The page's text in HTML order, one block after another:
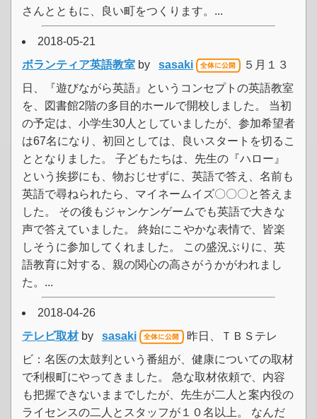
さんとともに、良い町をつくります。...
2018-05-21
ボランティア英語教室 by sasaki
５月１３
日、『遊びながら英語』というコンセプトの英語教室
を、図書館2階の多目的ホールで開校しました。 当初
の予定は、小学生30人としていましたが、参加希望者
は67名になり、初回としては、良いスタートを切るこ
ととなりました。 子どもたちは、先生の『ハロー』
という挨拶にも、物おじせずに、英語で答え、名前も
英語で尋ねられたら、マイネームイズ〇〇〇と答えま
した。 その後もジャンケンゲームでも英語で大きな
声で答えていました。 終始にこやかな表情で、皆楽
しそうに参加してくれました。 この盛況ぶりに、英
語教育に対する、親の関心の高さがうかがわれまし
た。...
2018-04-26
テレビ取材by sasaki
昨日、ＴＢＳテレ
ビ：名医の太鼓判という番組が、健康についての取材
で利根町にやってきました。 急な取材依頼で、内容
も把握できないままでしたが、先生が二人と案内役の
ライセンスの二人とスタッフが１０名以上。 なんだ